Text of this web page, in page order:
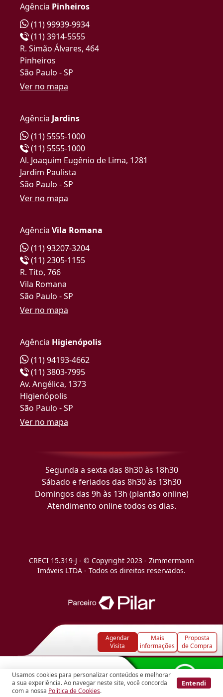
Usamos cookies para personalizar conteúdos e melhorar
a sua experiência. Ao navegar neste site, você concorda
com a nossa Política de Cookies.
Entendi
Agendar
Visita
Mais
informações
Proposta
de Compra
Agência Pinheiros
(11) 99939-9934
(11) 3914-5555
R. Simão Álvares, 464
Pinheiros
São Paulo - SP
Ver no mapa
Agência Jardins
(11) 5555-1000
(11) 5555-1000
Al. Joaquim Eugênio de Lima, 1281
Jardim Paulista
São Paulo - SP
Ver no mapa
Agência Vila Romana
(11) 93207-3204
(11) 2305-1155
R. Tito, 766
Vila Romana
São Paulo - SP
Ver no mapa
Agência Higienópolis
(11) 94193-4662
(11) 3803-7995
Av. Angélica, 1373
Higienópolis
São Paulo - SP
Ver no mapa
Segunda a sexta das 8h30 às 18h30
Sábado e feriados das 8h30 às 13h30
Domingos das 9h às 13h (plantão online)
Atendimento online todos os dias.
CRECI 15.319-J - © Copyright 2023 - Zimmermann
Imóveis LTDA - Todos os direitos reservados.